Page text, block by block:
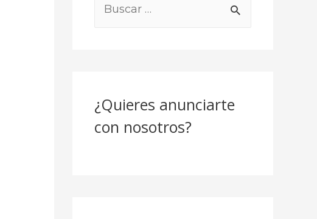
r
p
¿Quieres anunciarte
con nosotros?